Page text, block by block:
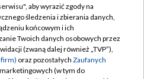
TVP
TVP
prywatności
aby wyrazić zgody na
śledzenia i zbierania danych,
końcowym i ich
Twoich danych osobowych przez
(zwaną dalej również „TVP”),
firm) oraz pozostałych Zaufanych
(w tym do